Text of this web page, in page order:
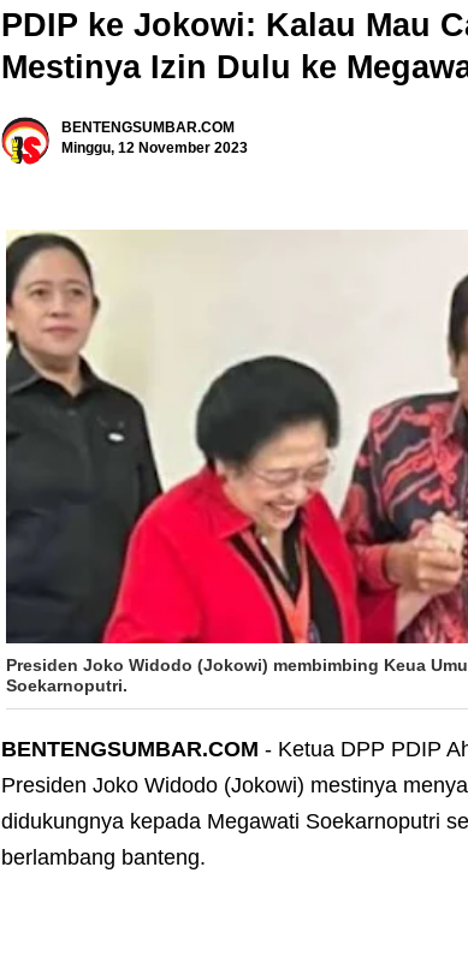
PDIP ke Jokowi: Kalau Mau
Mestinya Izin Dulu ke
BENTENGSUMBAR.COM
Minggu, 12 November 2023
Presiden Joko Widodo (Jokowi) membimbing Keua
Soekarnoputri.
BENTENGSUMBAR.COM - Ketua DPP PDIP
Presiden Joko Widodo (Jokowi) mestinya
didukungnya kepada Megawati Soekarnoputri
berlambang banteng.